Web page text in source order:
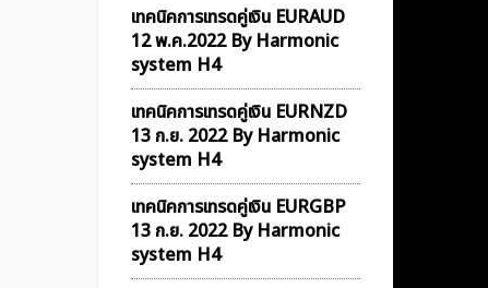
เทคนิคการเทรดคู่เงิน EURAUD
12 พ.ค.2022 By Harmonic
system H4
เทคนิคการเทรดคู่เงิน EURNZD
13 ก.ย. 2022 By Harmonic
system H4
เทคนิคการเทรดคู่เงิน EURGBP
13 ก.ย. 2022 By Harmonic
system H4